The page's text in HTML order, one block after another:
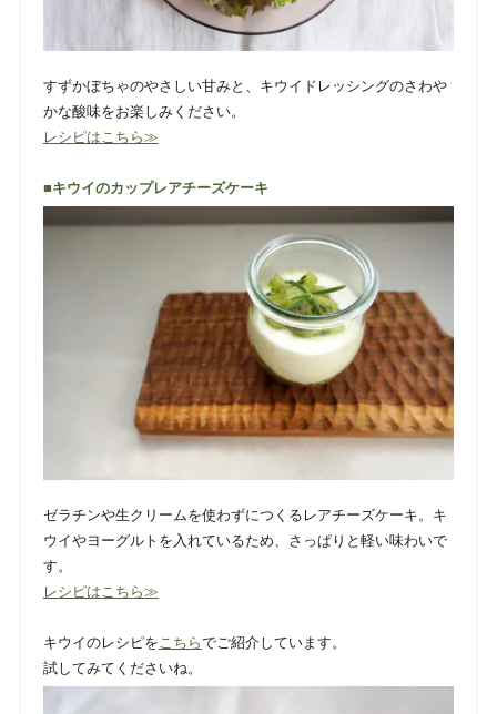
すずかぼちゃのやさしい甘みと、キウイドレッシングのさわや
かな酸味をお楽しみください。
レシピはこちら≫
■キウイのカップレアチーズケーキ
ゼラチンや生クリームを使わずにつくるレアチーズケーキ。キ
ウイやヨーグルトを入れているため、さっぱりと軽い味わいで
す。
レシピはこちら≫
キウイのレシピをこちらでご紹介しています。
試してみてくださいね。